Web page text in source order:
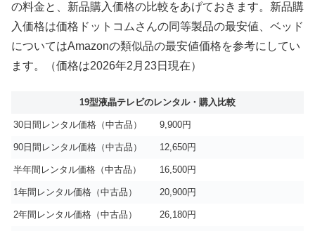
の料金と、新品購入価格の比較をあげておきます。新品購
入価格は価格ドットコムさんの同等製品の最安値、ベッド
についてはAmazonの類似品の最安値価格を参考にしてい
ます。（価格は2026年2月23日現在）
19型液晶テレビのレンタル・購入比較
30日間レンタル価格（中古品） 9,900円
90日間レンタル価格（中古品） 12,650円
半年間レンタル価格（中古品） 16,500円
1年間レンタル価格（中古品） 20,900円
2年間レンタル価格（中古品） 26,180円